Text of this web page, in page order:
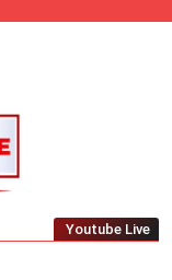
Leading Local
Youtube Live